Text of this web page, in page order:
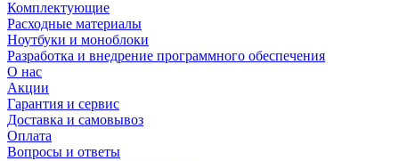
Комплектующие
Расходные материалы
Ноутбуки и моноблоки
Разработка и внедрение программного обеспечения
О нас
Акции
Гарантия и сервис
Доставка и самовывоз
Оплата
Вопросы и ответы